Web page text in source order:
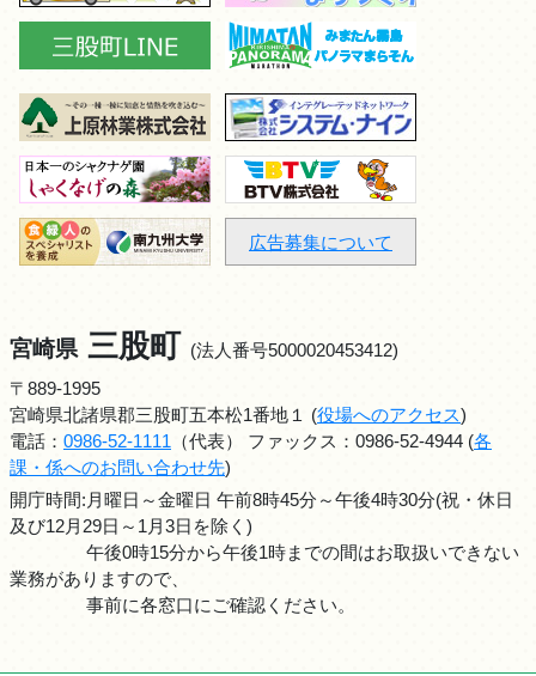
広告募集について
宮崎県 三股町 (法人番号5000020453412)
〒889-1995
宮崎県北諸県郡三股町五本松1番地１ (役場へのアクセス)
電話： 0986-52-1111 （代表） ファックス：0986-52-4944 (各
課・係へのお問い合わせ先)
開庁時間:月曜日～金曜日 午前8時45分～午後4時30分(祝・休日
及び12月29日～1月3日を除く)
午後0時15分から午後1時までの間はお取扱いできない
業務がありますので、
事前に各窓口にご確認ください。